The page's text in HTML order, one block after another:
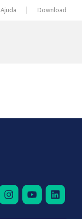
Ajuda | Download